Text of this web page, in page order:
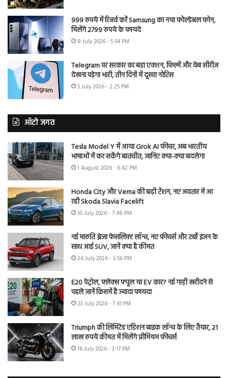
999 रुपये में रिजर्व करें Samsung का नया फोल्डेबल फोन,
मिलेंगे 2799 रुपये के फायदे
8 July 2026 - 5:54 PM
Telegram पर सरकार का बड़ा एक्शन, फिल्में और वेब सीरीज
देखना पड़ेगा भारी, तीन दिनों में दूसरा नोटिस
5 July 2026 - 2:25 PM
ऑटो जगत
Tesla Model Y में आया Grok AI फीचर, अब भारतीय
भाषाओं में कर सकेंगे बातचीत, जानिए क्या-क्या बदलेगा
1 August 2026 - 6:42 PM
Honda City और Verna की बढ़ी टेंशन, नए अवतार में आ
रही Skoda Slavia Facelift
30 July 2026 - 7:48 PM
नई मारुति ब्रेजा फेसलिफ्ट लॉन्च, नए फीचर्स और टर्बो इंजन के
साथ आई SUV, जानें क्या है कीमत
26 July 2026 - 3:56 PM
E20 पेट्रोल, फ्लेक्स फ्यूल या EV कार? नई गाड़ी खरीदने से
पहले जानें किसमें है ज्यादा फायदा
23 July 2026 - 7:41 PM
Triumph की लिमिटेड एडिशन बाइक लॉन्च के लिए तैयार, 21
लाख रुपये कीमत में मिलेंगे प्रीमियम फीचर्स
16 July 2026 - 3:17 PM